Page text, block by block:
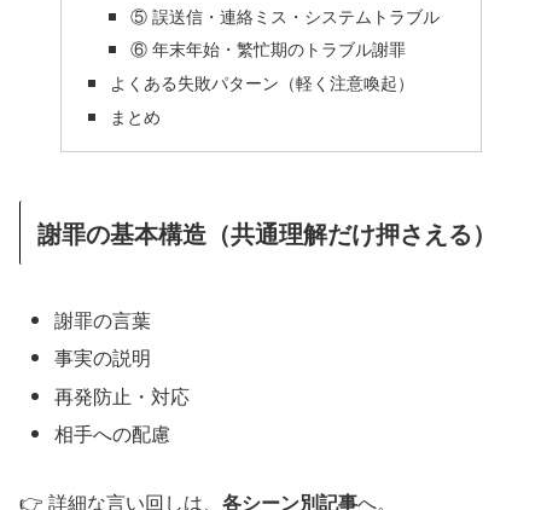
⑤ 誤送信・連絡ミス・システムトラブル
⑥ 年末年始・繁忙期のトラブル謝罪
よくある失敗パターン（軽く注意喚起）
まとめ
謝罪の基本構造（共通理解だけ押さえる）
謝罪の言葉
事実の説明
再発防止・対応
相手への配慮
👉 詳細な言い回しは、 各シーン別記事へ。